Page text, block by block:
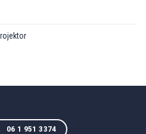
06 1 951 3374